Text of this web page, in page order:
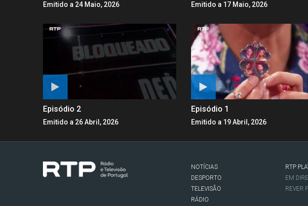
Emitido a 24 Maio, 2026 Emitido a 17 Maio, 2026
Episódio 2
Emitido a 26 Abril, 2026
Episódio 1
Emitido a 19 Abril, 2026
NOTÍCIAS
DESPORTO
TELEVISÃO
RÁDIO
RTP
EM
REVER